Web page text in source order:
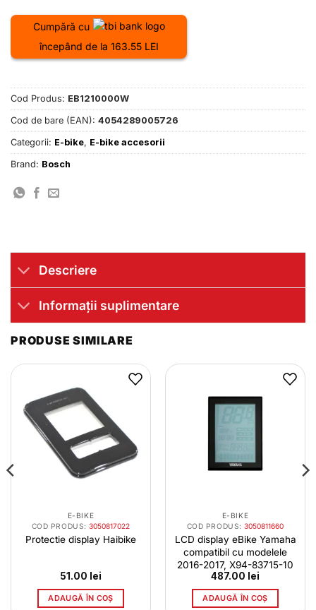
Cumpără cu
începând de la 163.55 LEI
Cod Produs: EB1210000W
Cod de bare (EAN): 4054289005726
Categorii: E-bike, E-bike accesorii
Brand: Bosch
Descriere
Informații suplimentare
PRODUSE SIMILARE
E-BIKE
COD PRODUS:3050817022
Protectie display Haibike
51.00 lei
ADAUGĂ ÎN COȘ
E-BIKE
COD PRODUS:3050811660
LCD display eBike Yamaha
compatibil cu modelele
2016-2017, X94-83715-10
487.00 lei
ADAUGĂ ÎN COȘ